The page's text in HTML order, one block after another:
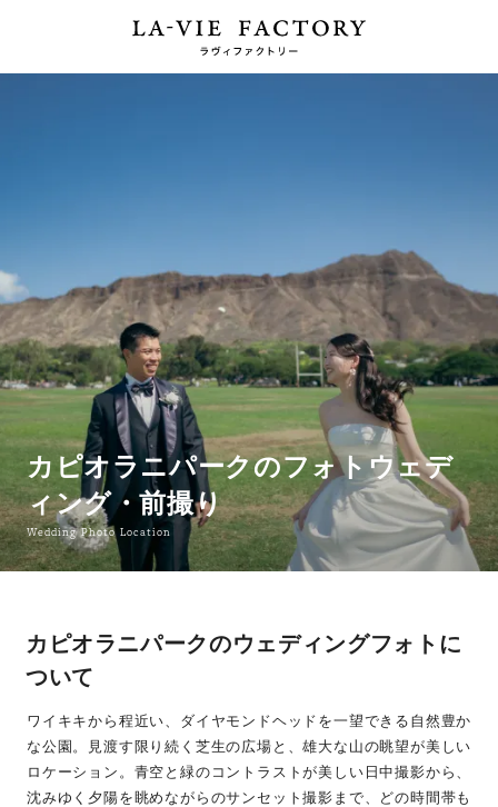
カピオラニパークのフォトウェデ
ィング・前撮り
Wedding Photo Location
カピオラニパークのウェディングフォトに
ついて
ワイキキから程近い、ダイヤモンドヘッドを一望できる自然豊か
な公園。見渡す限り続く芝生の広場と、雄大な山の眺望が美しい
ロケーション。青空と緑のコントラストが美しい日中撮影から、
沈みゆく夕陽を眺めながらのサンセット撮影まで、どの時間帯も